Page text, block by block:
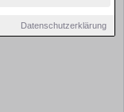
Datenschutzerklärung